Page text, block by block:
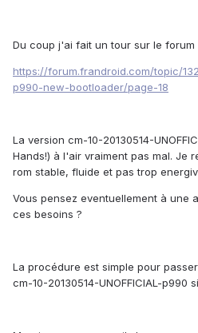
Du coup j'ai fait un tour sur le
https://forum.frandroid.com/topic/
p990-new-bootloader/page-18
La version cm-10-20130514-
Hands!) à l'air vraiment pas mal. Je
rom stable, fluide et pas trop
Vous pensez eventuellement à une
ces besoins ?
La procédure est simple pour
cm-10-20130514-UNOFFICIAL-